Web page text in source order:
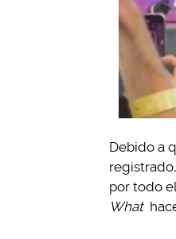
Debido a
por todo
What